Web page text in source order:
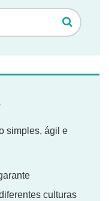
simples, ágil e
culturas